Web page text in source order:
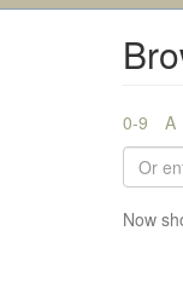
0-9 A
Now